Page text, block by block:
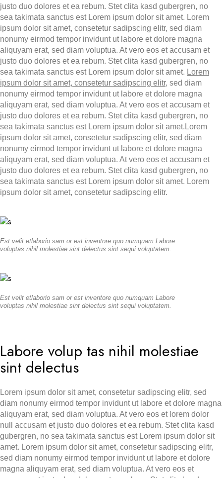
justo duo dolores et ea rebum. Stet clita kasd gubergren, no
sea takimata sanctus est Lorem ipsum dolor sit amet. Lorem
ipsum dolor sit amet, consetetur sadipscing elitr, sed diam
nonumy eirmod tempor invidunt ut labore et dolore magna
aliquyam erat, sed diam voluptua. At vero eos et accusam et
justo duo dolores et ea rebum. Stet clita kasd gubergren, no
sea takimata sanctus est Lorem ipsum dolor sit amet. Lorem
ipsum dolor sit amet, consetetur sadipscing elitr, sed diam
nonumy eirmod tempor invidunt ut labore et dolore magna
aliquyam erat, sed diam voluptua. At vero eos et accusam et
justo duo dolores et ea rebum. Stet clita kasd gubergren, no
sea takimata sanctus est Lorem ipsum dolor sit amet.Lorem
ipsum dolor sit amet, consetetur sadipscing elitr, sed diam
nonumy eirmod tempor invidunt ut labore et dolore magna
aliquyam erat, sed diam voluptua. At vero eos et accusam et
justo duo dolores et ea rebum. Stet clita kasd gubergren, no
sea takimata sanctus est Lorem ipsum dolor sit amet. Lorem
ipsum dolor sit amet, consetetur sadipscing elitr.
Est velit etlaborio sam or est inventore quo numquam Labore
voluptas nihil molestiae sint delectus sint sequi voluptatem.
Est velit etlaborio sam or est inventore quo numquam Labore
voluptas nihil molestiae sint delectus sint sequi voluptatem.
Labore volup tas nihil molestiae
sint delectus
Lorem ipsum dolor sit amet, consetetur sadipscing elitr, sed
diam nonumy eirmod tempor invidunt ut labore et dolore magna
aliquyam erat, sed diam voluptua. At vero eos et lorem dolor
null accusam et justo duo dolores et ea rebum. Stet clita kasd
gubergren, no sea takimata sanctus est Lorem ipsum dolor sit
amet. Lorem ipsum dolor sit amet, consetetur sadipscing elitr,
sed diam nonumy eirmod tempor invidunt ut labore et dolore
magna aliquyam erat, sed diam voluptua. At vero eos et